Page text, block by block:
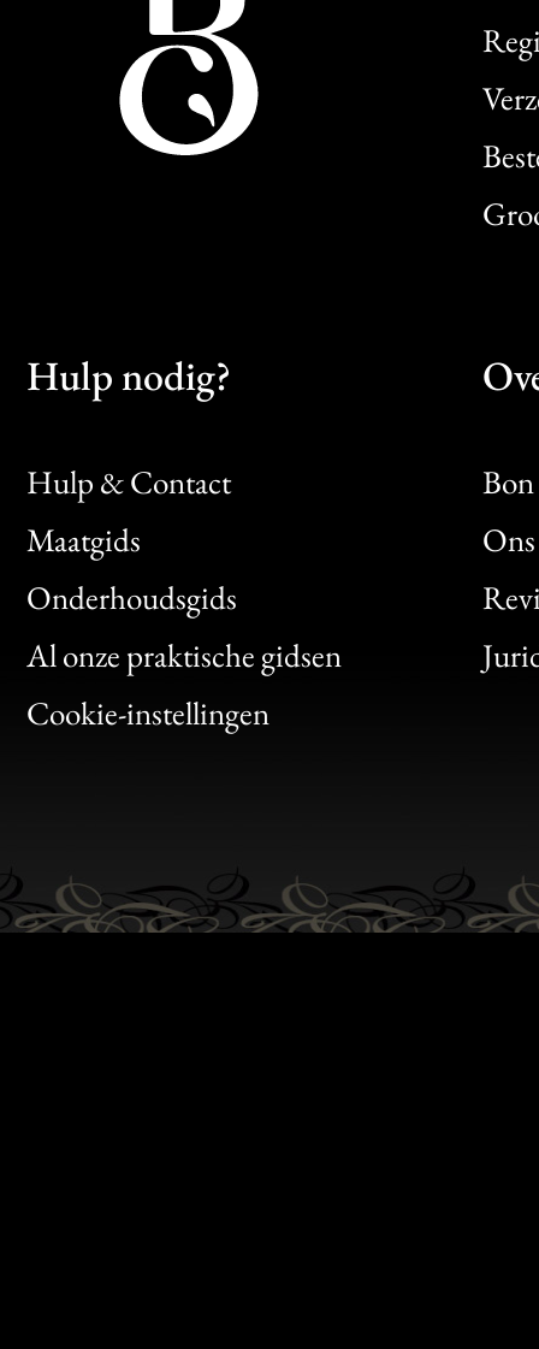
Hulp nodig?
Hulp & Contact
Maatgids
Onderhoudsgids
Al onze praktische gidsen
Cookie-instellingen
Bon
Clic